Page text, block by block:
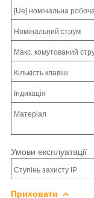
[Ue] номінальна
Номінальний струм
Макс. комутований
Кількість клавіш
Індикація
Матеріал
Умови експлуатації
Ступінь захисту IP
Приховати